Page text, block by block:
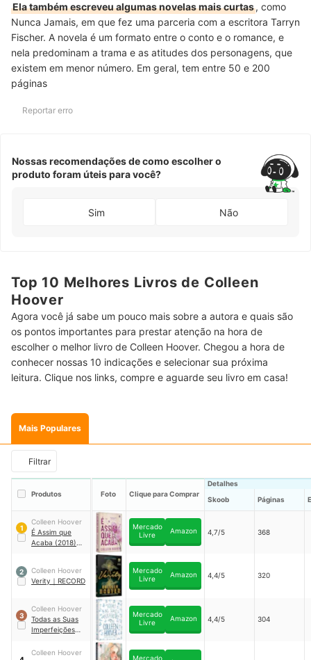
Ela também escreveu algumas novelas mais curtas, como
Nunca Jamais, em que fez uma parceria com a escritora Tarryn
Fischer. A novela é um formato entre o conto e o romance, e
nela predominam a trama e as atitudes dos personagens, que
existem em menor número. Em geral, tem entre 50 e 200
páginas
Reportar erro
Nossas recomendações de como escolher o
produto foram úteis para você?
Sim Não
Top 10 Melhores Livros de Colleen
Hoover
Agora você já sabe um pouco mais sobre a autora e quais são
os pontos importantes para prestar atenção na hora de
escolher o melhor livro de Colleen Hoover. Chegou a hora de
conhecer nossas 10 indicações e selecionar sua próxima
leitura. Clique nos links, compre e aguarde seu livro em casa!
Mais Populares
Filtrar
Produtos Foto Clique para Comprar
Detalhes
Skoob
Páginas
1
Colleen Hoover
É Assim que
Acaba (2018)
Mercado
Livre
Amazon 4,7/5 368
2
Colleen Hoover
Verity ｜ RECORD
Mercado
Livre
Amazon 4,4/5 320
3
Colleen Hoover
Todas as Suas
Imperfeições
Mercado
Livre
Amazon 4,4/5 304
Colleen Hoover
Mercado